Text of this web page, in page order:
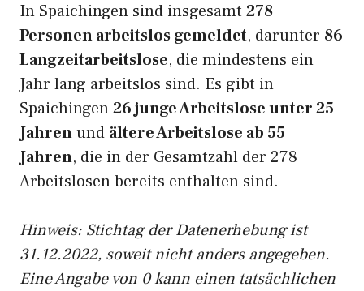
In Spaichingen sind insgesamt 278
Personen arbeitslos gemeldet, darunter 86
Langzeitarbeitslose, die mindestens ein
Jahr lang arbeitslos sind. Es gibt in
Spaichingen26 junge Arbeitslose unter 25
Jahrenund ältere Arbeitslose ab 55
Jahren, die in der Gesamtzahl der 278
Arbeitslosen bereits enthalten sind.
Hinweis: Stichtag der Datenerhebung ist
31.12.2022, soweit nicht anders angegeben.
Eine Angabe von 0 kann einen tatsächlichen